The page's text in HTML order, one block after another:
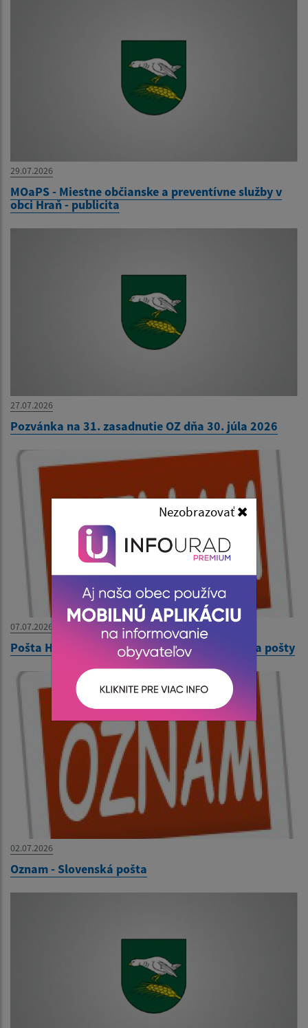
29.07.2026
MOaPS - Miestne občianske a preventívne služby v
obci Hraň - publicita
27.07.2026
Pozvánka na 31. zasadnutie OZ dňa 30. júla 2026
07.07.2026
Pošta Hraň - oznámenie dočasného zatvorenia pošty
02.07.2026
Oznam - Slovenská pošta
Nezobrazovať